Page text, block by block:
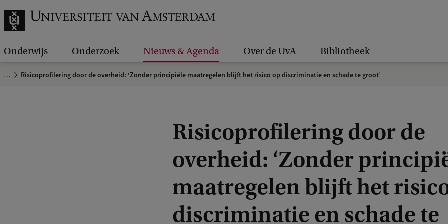
Onderwijs Onderzoek Nieuws & Agenda Over de UvA Bibliotheek
… Risicoprofilering door de overheid: ‘Zonder principiële maatregelen blijft het risico op discriminatie en schade te groot’
Risicoprofilering door de
overheid: ‘Zonder
maatregelen blijft het
discriminatie en schade te